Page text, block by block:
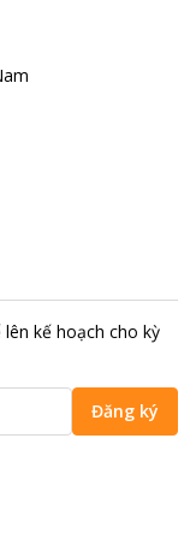
đây. Bạn sẽ được
vị, thỏa sức
phố biển như
Nha Trang, Tháp
Trụ, Đầm Già, Hòn
lịch tới đây thăm
có thể lặn biển.
biển Nha Trang.
kế hoạch cho kỳ
Đăng ký